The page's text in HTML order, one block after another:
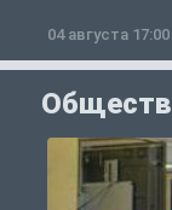
04 августа 17:00